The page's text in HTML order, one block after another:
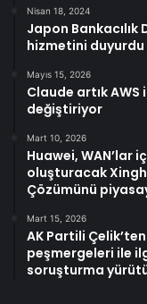
Nisan 18, 2024
Japon Bankacılık
hizmetini duyurdu
Mayıs 15, 2026
Claude artık
değiştiriyor
Mart 10, 2026
Huawei, WAN’lar
oluşturacak
Çözümünü
Mart 15, 2026
AK Partili
peşmergeleri ile
soruşturma